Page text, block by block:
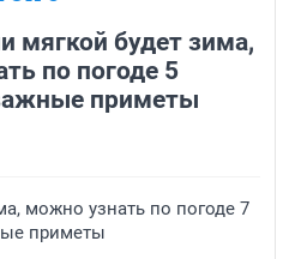
мягкой будет зима,
по погоде 5
приметы
можно узнать по погоде 7
приметы